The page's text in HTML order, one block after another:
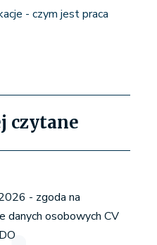
- czym jest praca
czytane
- zgoda na
danych osobowych CV